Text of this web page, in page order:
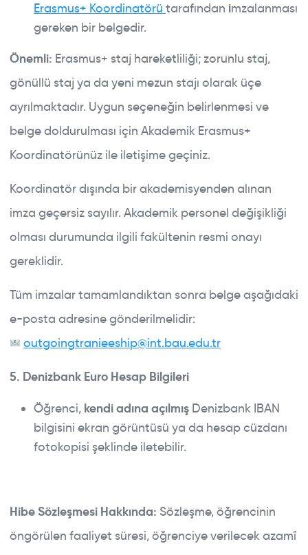
Erasmus+ Koordinatörü tarafından imzalanması
gereken bir belgedir.
Önemli: Erasmus+ staj hareketliliği; zorunlu staj,
gönüllü staj ya da yeni mezun stajı olarak üçe
ayrılmaktadır. Uygun seçeneğin belirlenmesi ve
belge doldurulması için Akademik Erasmus+
Koordinatörünüz ile iletişime geçiniz.
Koordinatör dışında bir akademisyenden alınan
imza geçersiz sayılır. Akademik personel değişikliği
olması durumunda ilgili fakültenin resmi onayı
gereklidir.
Tüm imzalar tamamlandıktan sonra belge aşağıdaki
e-posta adresine gönderilmelidir:
outgoingtranieeship@int.bau.edu.tr
5. Denizbank Euro Hesap Bilgileri
Öğrenci, kendi adına açılmış Denizbank IBAN
bilgisini ekran görüntüsü ya da hesap cüzdanı
fotokopisi şeklinde iletebilir.
Hibe Sözleşmesi Hakkında: Sözleşme, öğrencinin
öngörülen faaliyet süresi, öğrenciye verilecek azamî